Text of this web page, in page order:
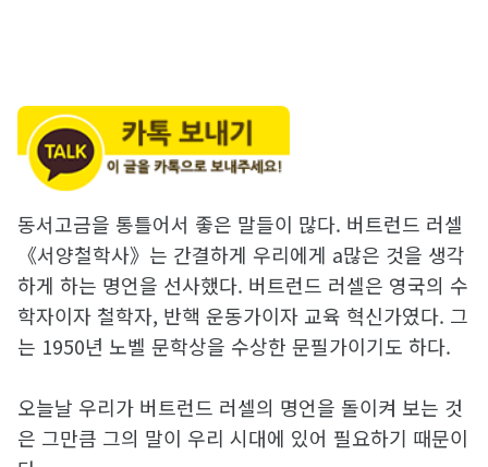
동서고금을 통틀어서 좋은 말들이 많다. 버트런드 러셀
《서양철학사》는 간결하게 우리에게 a많은 것을 생각
하게 하는 명언을 선사했다. 버트런드 러셀은 영국의 수
학자이자 철학자, 반핵 운동가이자 교육 혁신가였다. 그
는 1950년 노벨 문학상을 수상한 문필가이기도 하다.
오늘날 우리가 버트런드 러셀의 명언을 돌이켜 보는 것
은 그만큼 그의 말이 우리 시대에 있어 필요하기 때문이